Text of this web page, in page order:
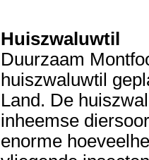
Huiszwaluwtil
Duurzaam
huiszwaluwtil
Land. De
inheemse
enorme